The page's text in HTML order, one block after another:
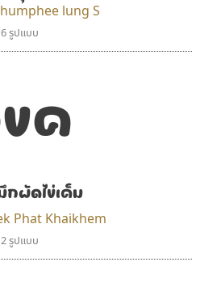
lung S
6 รูปแบบ
ค
กผัดไข่เค็ม
Phat Khaikhem
2 รูปแบบ